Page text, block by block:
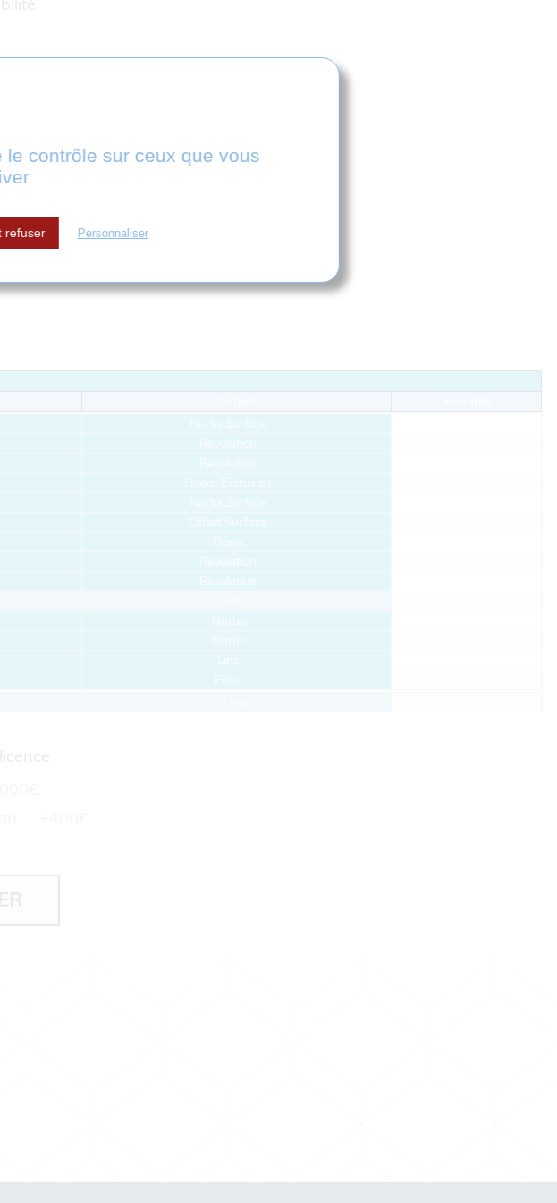
d'export proposés par Datakit.
Nurbs Surface
Revolution
Revolution
Linear Extrusion
Nurbs Surface
Offset Surface
Plane
Revolution
Revolution
Nurbs
Nurbs
Line
Point
contrôle sur ceux que vous
refuser Personnaliser